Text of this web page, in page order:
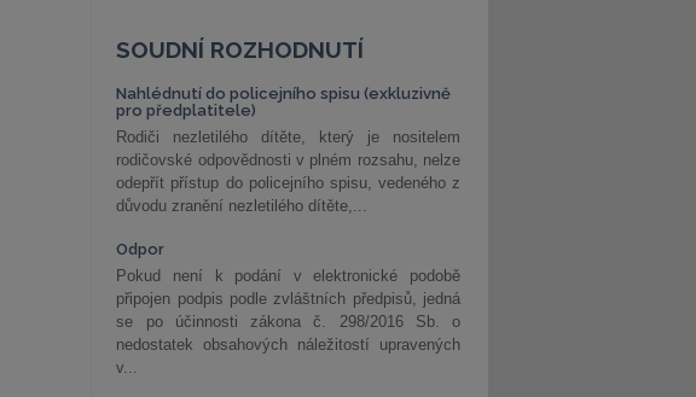
SOUDNÍ ROZHODNUTÍ
Nahlédnutí do policejního spisu (exkluzivně
pro předplatitele)
Rodiči nezletilého dítěte, který je nositelem
rodičovské odpovědnosti v plném rozsahu, nelze
odepřít přístup do policejního spisu, vedeného z
důvodu zranění nezletilého dítěte,...
Odpor
Pokud není k podání v elektronické podobě
připojen podpis podle zvláštních předpisů, jedná
se po účinnosti zákona č. 298/2016 Sb. o
nedostatek obsahových náležitostí upravených
v...